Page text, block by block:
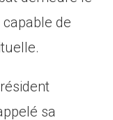
de
sa